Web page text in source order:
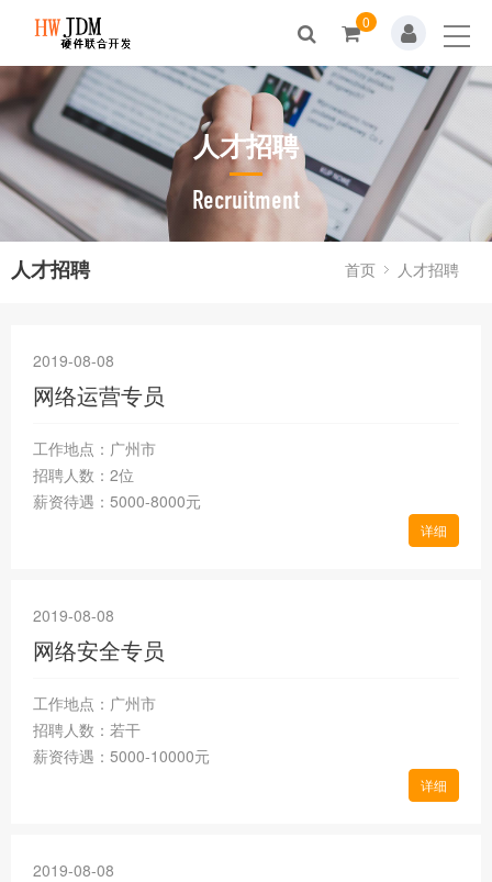
关于我们
新闻动态
产品展示
解决方案
0
人才招聘
Recruitment
人才招聘 首页 人才招聘
2019-08-08
网络运营专员
工作地点：广州市
招聘人数：2位
薪资待遇：5000-8000元
详细
2019-08-08
网络安全专员
工作地点：广州市
招聘人数：若干
薪资待遇：5000-10000元
详细
2019-08-08